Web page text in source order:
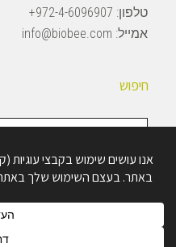
טלפון: 972-4-6096907+
אמייל: info@biobee.com
חיפוש
חיפוש